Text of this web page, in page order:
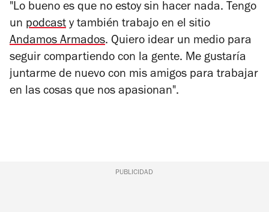
"Lo bueno es que no estoy sin hacer nada. Tengo
un podcast y también trabajo en el sitio
Andamos Armados. Quiero idear un medio para
seguir compartiendo con la gente. Me gustaría
juntarme de nuevo con mis amigos para trabajar
en las cosas que nos apasionan".
PUBLICIDAD